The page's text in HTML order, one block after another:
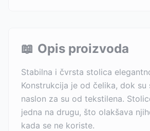
📖 Opis proizvoda
Stabilna i čvrsta stolica
Konstrukcija je od čelika, dok su
naslon za su od tekstilena.
jedna na drugu, što olakšava
kada se ne koriste.